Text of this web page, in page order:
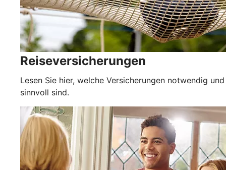
Reiseversicherungen
Lesen Sie hier, welche Versicherungen notwendig und
sinnvoll sind.